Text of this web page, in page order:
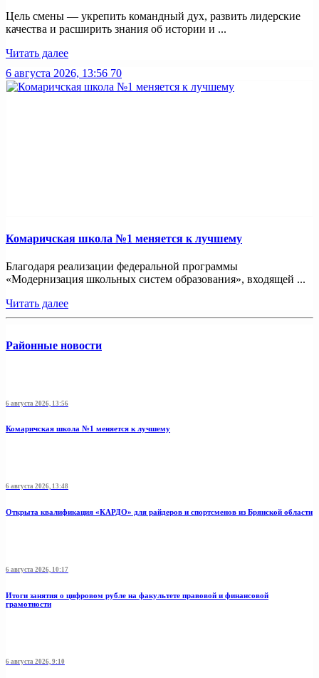
Цель смены — укрепить командный дух, развить лидерские
качества и расширить знания об истории и ...
Читать далее
6 августа 2026, 13:56 70
Комаричская школа №1 меняется к лучшему
Благодаря реализации федеральной программы
«Модернизация школьных систем образования», входящей ...
Читать далее
Районные новости
6 августа 2026, 13:56
Комаричская школа №1 меняется к лучшему
6 августа 2026, 13:48
Открыта квалификация «КАРДО» для райдеров и спортсменов из Брянской области
6 августа 2026, 10:17
Итоги занятия о цифровом рубле на факультете правовой и финансовой
грамотности
6 августа 2026, 9:10